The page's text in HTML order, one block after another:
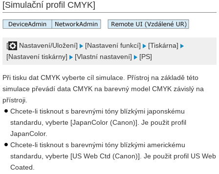
[Simulační profil CMYK]
[ Nastavení/Uložení] [Nastavení funkcí]
[Tiskárna]
[Nastavení tiskárny]
[Vlastní nastavení] [PS]
Při tisku dat CMYK vyberte cíl simulace. Přístroj na základě této
simulace převádí data CMYK na barevný model CMYK závislý na
přístroji.
Chcete-li tisknout s barevnými tóny blízkými japonskému
standardu, vyberte [JapanColor (Canon)]. Je použit profil
JapanColor.
Chcete-li tisknout s barevnými tóny blízkými americkému
standardu, vyberte [US Web Ctd (Canon)]. Je použit profil US Web
Coated.